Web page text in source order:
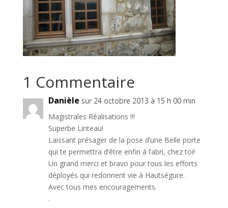
1 Commentaire
Danièle sur 24 octobre 2013 à 15 h 00 min
Magistrales Réalisations !!!
Superbe Linteau!
Laissant présager de la pose d’une Belle porte
qui te permettra d’être enfin à l’abri, chez toi!
Un grand merci et bravo pour tous les efforts
déployés qui redonnent vie à Hautségure.
Avec tous mes encouragements.
.